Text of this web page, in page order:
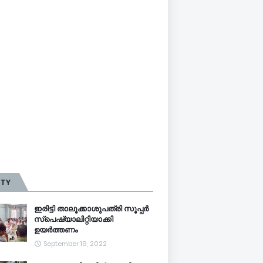
ഇരിട്ടി താലൂക്കാശുപത്രി സൂപ്പർ
സ്‌പെഷ്യാലിറ്റിയാക്കി
ഉയർത്തണം
September 19, 2022